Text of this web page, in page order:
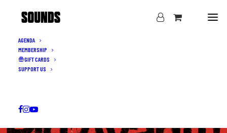
AGENDA
MEMBERSHIP
GIFT CARDS
SUPPORT US